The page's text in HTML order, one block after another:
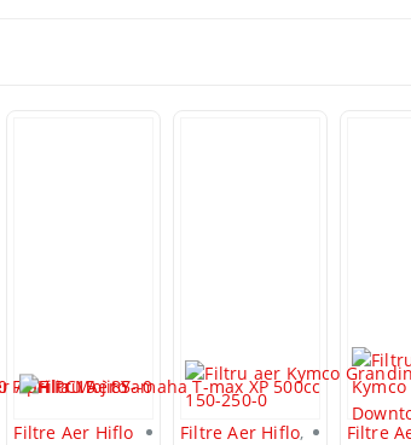
Filtre Aer Hiflo
Filtre Aer Hiflo,
Filtre